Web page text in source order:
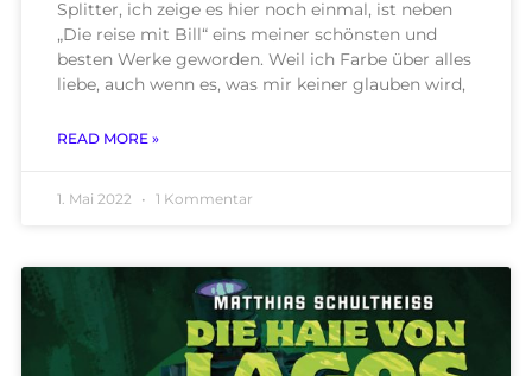
Splitter, ich zeige es hier noch einmal, ist neben
„Die reise mit Bill“ eins meiner schönsten und
besten Werke geworden. Weil ich Farbe über alles
liebe, auch wenn es, was mir keiner glauben wird,
READ MORE »
1. Mai 2022 1 Kommentar